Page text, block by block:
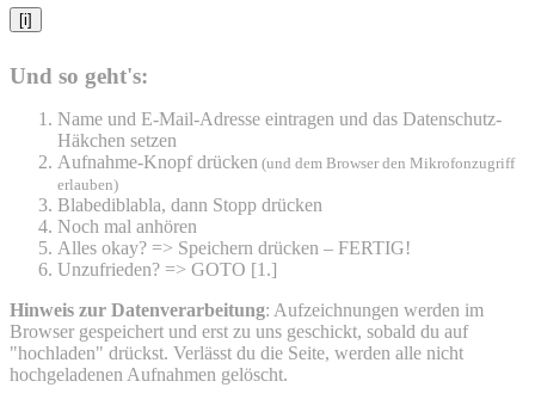
[i]
Und so geht's:
Name und E-Mail-Adresse eintragen und das Datenschutz-
Häkchen setzen
Aufnahme-Knopf drücken (und dem Browser den Mikrofonzugriff
erlauben)
Blabediblabla, dann Stopp drücken
Noch mal anhören
Alles okay? => Speichern drücken – FERTIG!
Unzufrieden? => GOTO [1.]
Hinweis zur Datenverarbeitung: Aufzeichnungen werden im
Browser gespeichert und erst zu uns geschickt, sobald du auf
"hochladen" drückst. Verlässt du die Seite, werden alle nicht
hochgeladenen Aufnahmen gelöscht.